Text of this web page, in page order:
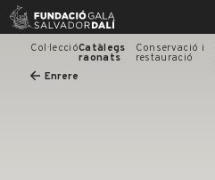
Skip
Col·leccióCatàlegs
raonats
Conservació i
restauració
Enrere